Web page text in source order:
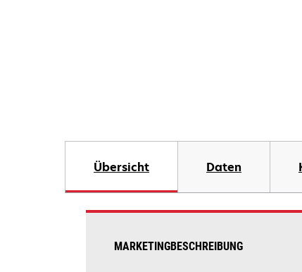
Übersicht Daten
MARKETINGBESCHREIBUNG